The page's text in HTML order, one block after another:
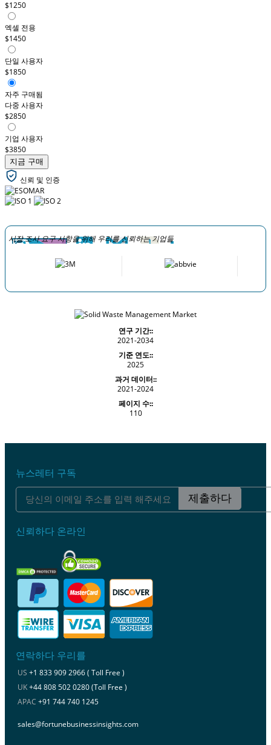
$1250
엑셀 전용
$1450
단일 사용자
$1850
자주 구매됨
다중 사용자
$2850
기업 사용자
$3850
지금 구매
신뢰 및 인증
시장 조사 요구 사항을 위해 우리를 신뢰하는 기업들
연구 기간::
2021-2034
기준 연도::
2025
과거 데이터::
2021-2024
페이지 수::
110
뉴스레터 구독
제출하다
신뢰하다 온라인
연락하다 우리를
US +1 833 909 2966 ( Toll Free )
UK+44 808 502 0280 (Toll Free )
APAC +91 744 740 1245
sales@fortunebusinessinsights.com